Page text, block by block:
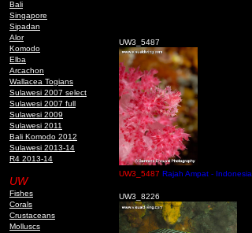
Bali
Singapore
Sipadan
Alor
Komodo
Elba
Arcachon
Wallacea Togians
Sulawesi 2007 select
Sulawesi 2007 full
Sulawesi 2009
Sulawesi 2011
Bali Komodo 2012
Sulawesi 2013-14
R4 2013-14
UW
Fishes
Corals
Crustaceans
Molluscs
UW3_5487
UW3_5487 Rajah Ampat - Indonesia
UW3_8226